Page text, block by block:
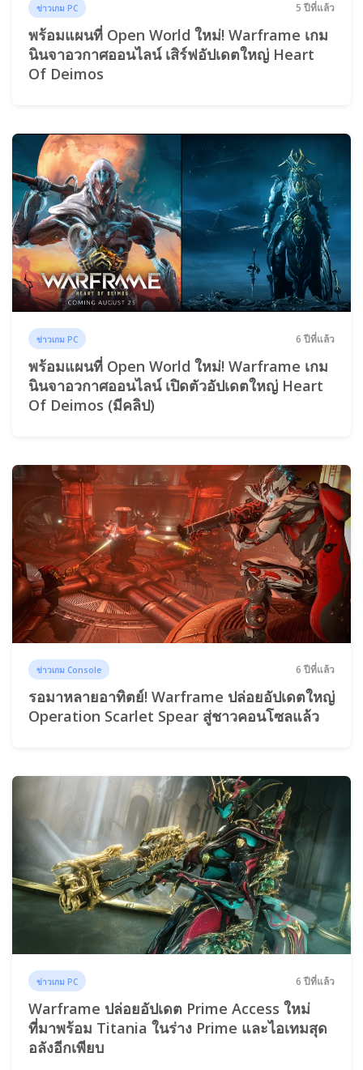
ข่าวเกม PC 5 ปีที่แล้ว
พร้อมแผนที่ Open World ใหม่! Warframe เกม
นินจาอวกาศออนไลน์ เสิร์ฟอัปเดตใหญ่ Heart
Of Deimos
ข่าวเกม PC 6 ปีที่แล้ว
พร้อมแผนที่ Open World ใหม่! Warframe เกม
นินจาอวกาศออนไลน์ เปิดตัวอัปเดตใหญ่ Heart
Of Deimos (มีคลิป)
ข่าวเกม Console 6 ปีที่แล้ว
รอมาหลายอาทิตย์! Warframe ปล่อยอัปเดตใหญ่
Operation Scarlet Spear สู่ชาวคอนโซลแล้ว
ข่าวเกม PC 6 ปีที่แล้ว
Warframe ปล่อยอัปเดต Prime Access ใหม่
ที่มาพร้อม Titania ในร่าง Prime และไอเทมสุด
อลังอีกเพียบ